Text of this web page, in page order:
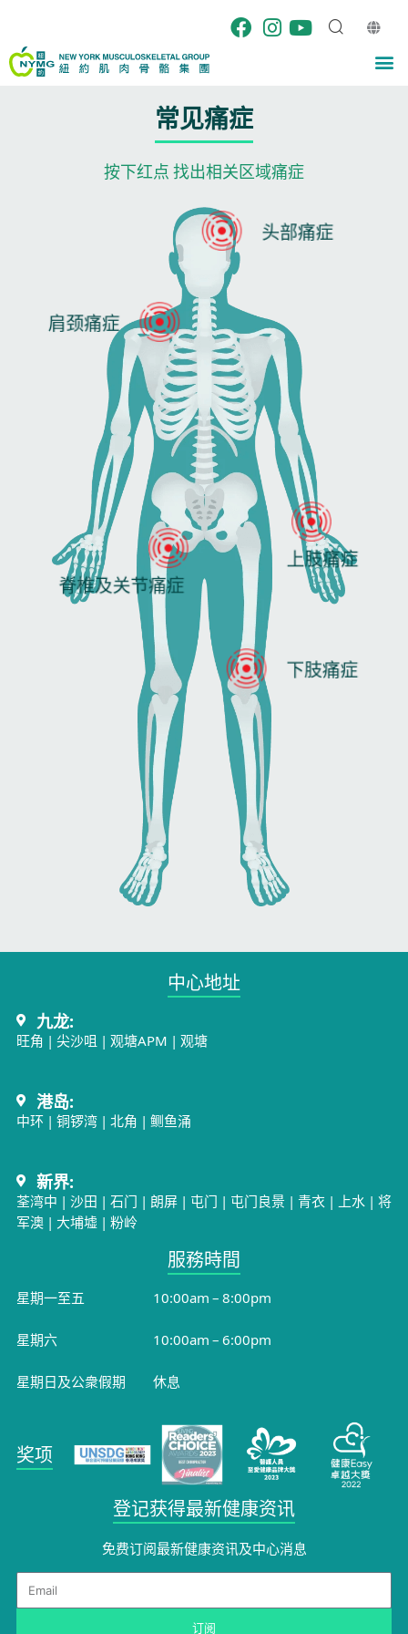
容
常见痛症
按下红点 找出相关区域痛症
头部痛症
肩颈痛症
脊椎及关节痛症
上肢痛症
下肢痛症
中心地址​
九龙:
旺角 | 尖沙咀 | 观塘APM | 观塘
港岛:
中环| 铜锣湾| 北角 | 鲗鱼涌
新界:
荃湾中 | 沙田 | 石门 | 朗屏| 屯门 | 屯门良景 | 青衣 | 上水 | 将
军澳| 大埔墟 | 粉岭
服務時間​
星期一至五 10:00am – 8:00pm
星期六 10:00am – 6:00pm
星期日及公衆假期 休息
登记获得最新健康资讯
免费订阅最新健康资讯及中心消息​
Email
订阅
奖项